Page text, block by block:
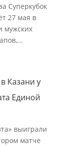
Суперкубок
27 мая в
мужских
Казани у
Единой
выиграли
матче